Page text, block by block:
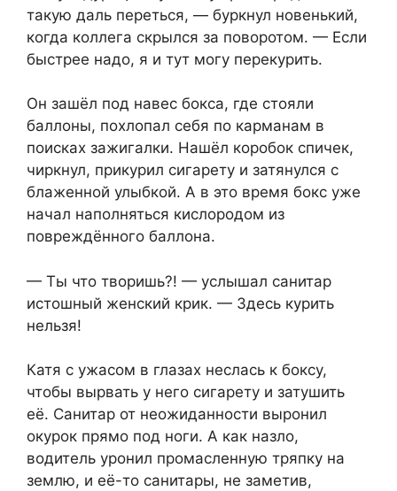
такую даль переться, — буркнул новенький,
когда коллега скрылся за поворотом. — Если
быстрее надо, я и тут могу перекурить.
Он зашёл под навес бокса, где стояли
баллоны, похлопал себя по карманам в
поисках зажигалки. Нашёл коробок спичек,
чиркнул, прикурил сигарету и затянулся с
блаженной улыбкой. А в это время бокс уже
начал наполняться кислородом из
повреждённого баллона.
— Ты что творишь?! — услышал санитар
истошный женский крик. — Здесь курить
нельзя!
Катя с ужасом в глазах неслась к боксу,
чтобы вырвать у него сигарету и затушить
её. Санитар от неожиданности выронил
окурок прямо под ноги. А как назло,
водитель уронил промасленную тряпку на
землю, и её-то санитары, не заметив,